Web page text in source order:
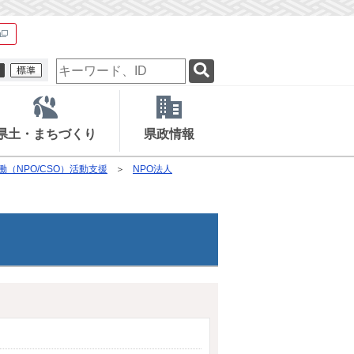
検
索
ー
ー
ド
土・まちづくり 県政情報
（NPO/CSO）活動支援
NPO法人